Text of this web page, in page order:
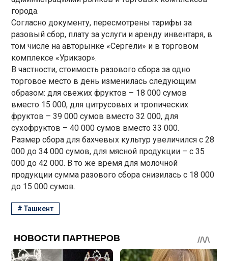
города.
Согласно документу, пересмотрены тарифы за
разовый сбор, плату за услуги и аренду инвентаря, в
том числе на авторынке «Сергели» и в торговом
комплексе «Урикзор».
В частности, стоимость разового сбора за одно
торговое место в день изменилась следующим
образом: для свежих фруктов – 18 000 сумов
вместо 15 000, для цитрусовых и тропических
фруктов – 39 000 сумов вместо 32 000, для
сухофруктов – 40 000 сумов вместо 33 000.
Размер сбора для бахчевых культур увеличился с 28
000 до 34 000 сумов, для мясной продукции – с 35
000 до 42 000. В то же время для молочной
продукции сумма разового сбора снизилась с 18 000
до 15 000 сумов.
#Ташкент